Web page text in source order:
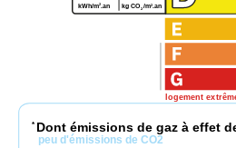
logement
kWh/m2.an kg CO2 /m2 .an
* Dont émissions de gaz à effet
peu d'émissions de CO2